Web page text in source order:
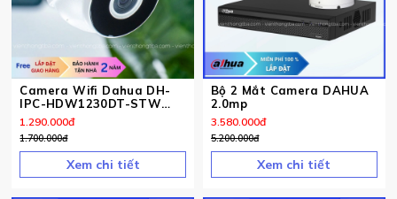
Camera Wifi Dahua DH-
IPC-HDW1230DT-STW
1080P
1.290.000đ
1.700.000đ
Xem chi tiết
Bộ 2 Mắt Camera DAHUA
2.0mp
3.580.000đ
5.200.000đ
Xem chi tiết